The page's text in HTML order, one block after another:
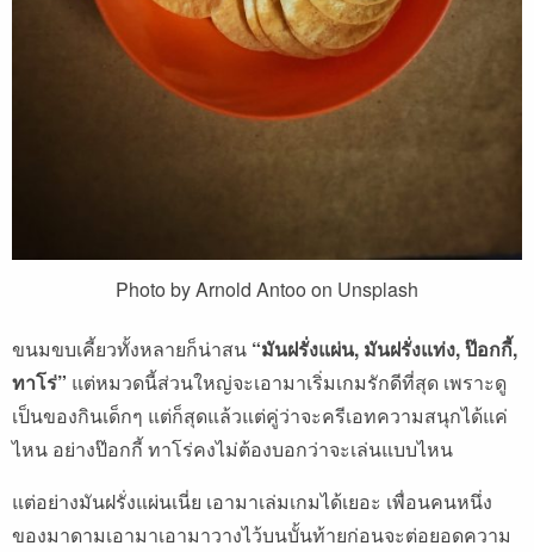
Photo by Arnold Antoo on Unsplash
ขนมขบเคี้ยวทั้งหลายก็น่าสน “มันฝรั่งแผ่น, มันฝรั่งแท่ง, ป๊อกกี้,
ทาโร่” แต่หมวดนี้ส่วนใหญ่จะเอามาเริ่มเกมรักดีที่สุด เพราะดู
เป็นของกินเด็กๆ แต่ก็สุดแล้วแต่คู่ว่าจะครีเอทความสนุกได้แค่
ไหน อย่างป๊อกกี้ ทาโร่คงไม่ต้องบอกว่าจะเล่นแบบไหน
แต่อย่างมันฝรั่งแผ่นเนี่ย เอามาเล่มเกมได้เยอะ เพื่อนคนหนึ่ง
ของมาดามเอามาเอามาวางไว้บนบั้นท้ายก่อนจะต่อยอดความ